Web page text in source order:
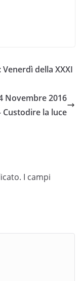
della XXXI
Novembre 2016
Custodire la luce
I campi